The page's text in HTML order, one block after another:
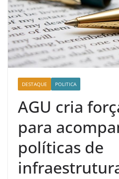
DESTAQUE POLITICA
AGU cria
para
políticas de